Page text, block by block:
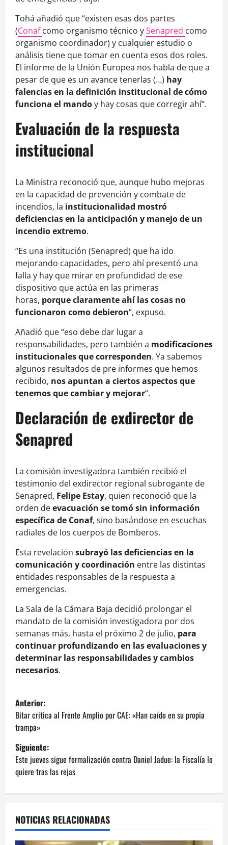
Tohá añadió que “existen esas dos partes
(Conafcomo organismo técnico ySenapred como
organismo coordinador) y cualquier estudio o
análisis tiene que tomar en cuenta esos dos roles.
El informe de la Unión Europea nos habla de que a
pesar de que es un avance tenerlas (…) hay
falencias en la definición institucional de cómo
funciona el mandoy hay cosas que corregir ahí”.
Evaluación de la respuesta
institucional
La Ministra reconoció que, aunque hubo mejoras
en la capacidad de prevención y combate de
incendios, la institucionalidad mostró
deficiencias en la anticipación y manejo de un
incendio extremo.
“Es una institución (Senapred) que ha ido
mejorando capacidades, pero ahí presentó una
falla y hay que mirar en profundidad de ese
dispositivo que actúa en las primeras
horas, porque claramente ahí las cosas no
funcionaron como debieron“, expuso.
Añadió que “eso debe dar lugar a
responsabilidades, pero también a modificaciones
institucionales que corresponden. Ya sabemos
algunos resultados de pre informes que hemos
recibido, nos apuntan a ciertos aspectos que
tenemos que cambiar y mejorar“.
Declaración de exdirector de
Senapred
La comisión investigadora también recibió el
testimonio del exdirector regional subrogante de
Senapred, Felipe Estay, quien reconoció que la
orden deevacuación se tomó sin información
específica de Conaf, sino basándose en escuchas
radiales de los cuerpos de Bomberos.
Esta revelación subrayó las deficiencias en la
comunicación y coordinación entre las distintas
entidades responsables de la respuesta a
emergencias.
La Sala de la Cámara Baja decidió prolongar el
mandato de la comisión investigadora por dos
semanas más, hasta el próximo 2 de julio, para
continuar profundizando en las evaluaciones y
determinar las responsabilidades y cambios
necesarios.
N
a
v
e
g
c
Anterior:
Bitar critica al Frente Amplio por CAE: «Han caído en su propia
trampa»
Siguiente:
Este jueves sigue formalización contra Daniel Jadue: la Fiscalía lo
quiere tras las rejas
NOTICIAS RELACIONADAS